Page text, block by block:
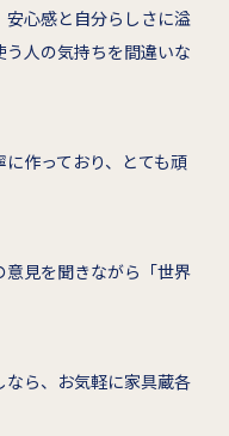
心感と自分らしさに溢
人の気持ちを間違いな
作っており、とても頑
見を聞きながら「世界
ら、お気軽に家具蔵各